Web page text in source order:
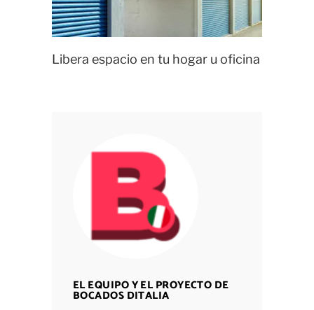
Libera espacio en tu hogar u oficina
EL EQUIPO Y EL PROYECTO DE
BOCADOS DITALIA